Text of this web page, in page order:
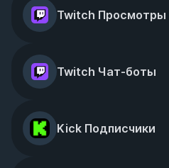
Twitch Просмотры
Twitch Чат-боты
Kick Подписчики